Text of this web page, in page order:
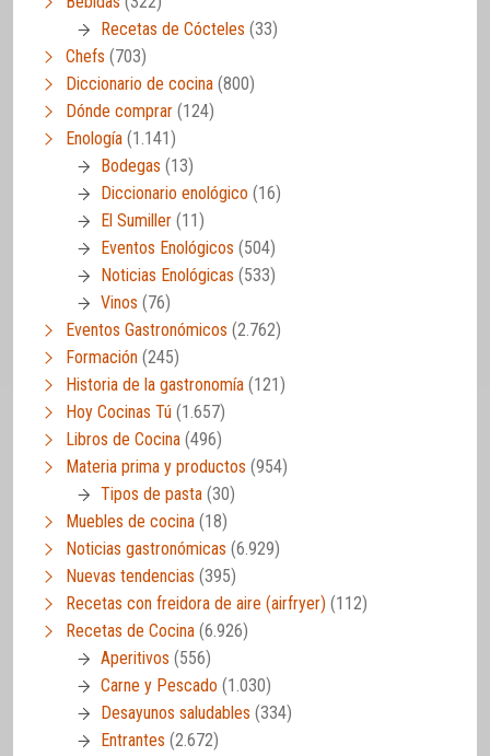
Recetas de Cócteles (33)
Chefs (703)
Diccionario de cocina (800)
Dónde comprar (124)
Enología (1.141)
Bodegas (13)
Diccionario enológico (16)
El Sumiller (11)
Eventos Enológicos (504)
Noticias Enológicas (533)
Vinos (76)
Eventos Gastronómicos (2.762)
Formación (245)
Historia de la gastronomía (121)
Hoy Cocinas Tú (1.657)
Libros de Cocina (496)
Materia prima y productos (954)
Tipos de pasta (30)
Muebles de cocina (18)
Noticias gastronómicas (6.929)
Nuevas tendencias (395)
Recetas con freidora de aire (airfryer) (112)
Recetas de Cocina (6.926)
Aperitivos (556)
Carne y Pescado (1.030)
Desayunos saludables (334)
Entrantes (2.672)